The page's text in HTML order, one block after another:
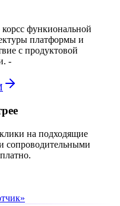
корсс функиональной
платформы и
с продуктовой
-
на подходящие
сопроводительными
»